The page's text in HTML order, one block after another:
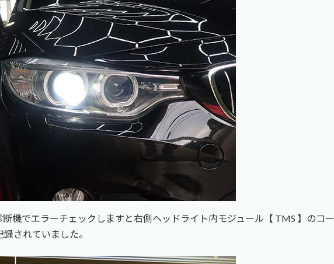
機でエラーチェックしますと右側ヘッドライト内モジュール【 TMS 】のコー
されていました。